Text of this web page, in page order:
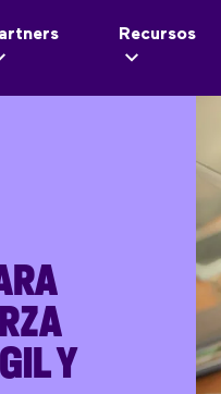
Recursos
Y